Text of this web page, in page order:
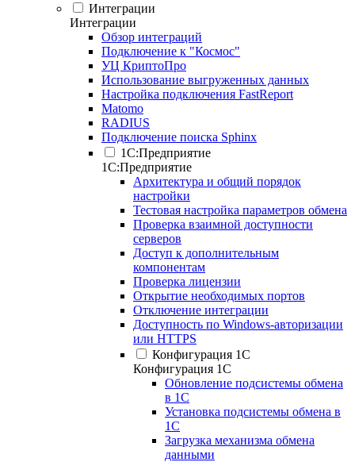
Интеграции
Интеграции
Обзор интеграций
Подключение к "Космос"
УЦ КриптоПро
Использование выгруженных данных
Настройка подключения FastReport
Matomo
RADIUS
Подключение поиска Sphinx
1С:Предприятие
1С:Предприятие
Архитектура и общий порядок
настройки
Тестовая настройка параметров обмена
Проверка взаимной доступности
серверов
Доступ к дополнительным
компонентам
Проверка лицензии
Открытие необходимых портов
Отключение интеграции
Доступность по Windows-авторизации
или HTTPS
Конфигурация 1С
Конфигурация 1С
Обновление подсистемы обмена
в 1С
Установка подсистемы обмена в
1С
Загрузка механизма обмена
данными